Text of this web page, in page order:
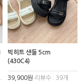
빅히트 샌들 5cm
(430C4)
39,900원 리뷰수 : 39개